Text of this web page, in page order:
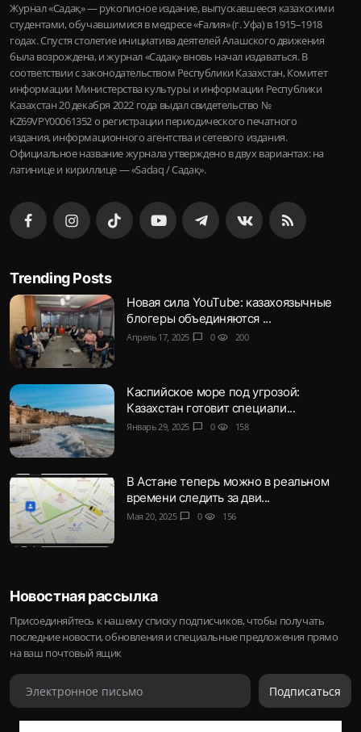
Журнал «Садақ» — рукописное издание, выпускавшееся казахскими
студентами, обучавшимися в медресе «Ғалия» (г. Уфа) в 1915–1918
годах. Спустя столетие инициатива деятелей Алашского движения
была возрождена, и журнал «Садақ» вновь начал издаваться. В
соответствии с законодательством Республики Казахстан, Комитет
информации Министерства культуры и информации Республики
Казахстан 20 декабря 2022 года выдал свидетельство №
KZ69VPY00061352 о регистрации периодического печатного
издания, информационного агентства и сетевого издания.
Официальное название журнала утверждено в двух вариантах: на
латинице и кириллице — «Sadaq / Садақ».
Trending Posts
Новая сила YouTube: казахоязычные
блогеры объединяются ...
Апрель 17, 2025 chat_bubble 0 visibility 200
Каспийское море под угрозой:
Казахстан готовит специали...
Январь 29, 2025 chat_bubble 0 visibility 158
В Астане теперь можно в реальном
времени следить за дви...
Мая 20, 2025 chat_bubble 0 visibility 156
Новостная рассылка
Присоединяйтесь к нашему списку подписчиков, чтобы получать
последние новости, обновления и специальные предложения прямо
на ваш почтовый ящик
Подписаться